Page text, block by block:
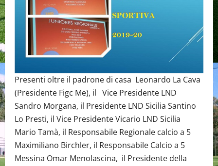
Presenti oltre il padrone di casa Leonardo La Cava
(Presidente Figc Me), il Vice Presidente LND
Sandro Morgana, il Presidente LND Sicilia Santino
Lo Presti, il Vice Presidente Vicario LND Sicilia
Mario Tamà, il Responsabile Regionale calcio a 5
Maximiliano Birchler, il Responsabile Calcio a 5
Messina Omar Menolascina, il Presidente della